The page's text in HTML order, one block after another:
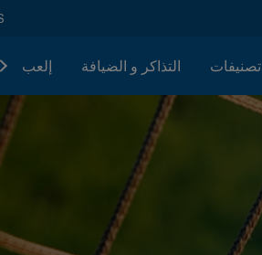
تصنيفات التذاكر و الضيافة إلعب